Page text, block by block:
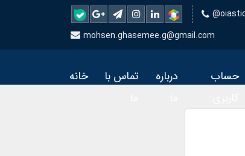
mohsen.ghasemee.g@gmail.com
حساب
درباره
تماس با
خانه